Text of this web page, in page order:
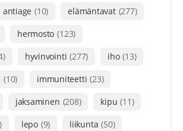
antiage (10) elämäntavat (277)
hermosto (123)
hyvinvointi (277) iho (13)
(10) immuniteetti (23)
jaksaminen (208) kipu (11)
lepo (9) liikunta (50)